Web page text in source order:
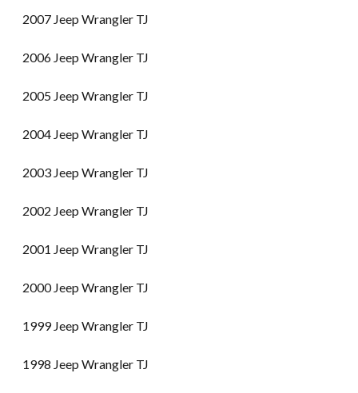
2007 Jeep Wrangler TJ
2006 Jeep Wrangler TJ
2005 Jeep Wrangler TJ
2004 Jeep Wrangler TJ
2003 Jeep Wrangler TJ
2002 Jeep Wrangler TJ
2001 Jeep Wrangler TJ
2000 Jeep Wrangler TJ
1999 Jeep Wrangler TJ
1998 Jeep Wrangler TJ